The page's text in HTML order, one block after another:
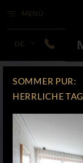
MENÜ
DE
SOMMER PUR:
HERRLICHE